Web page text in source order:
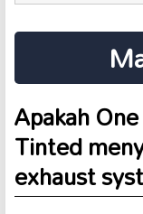
Apakah
Tinted
exhaust